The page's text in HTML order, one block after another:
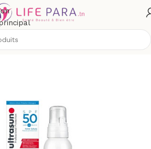
/Protection supérieure à spf 50+